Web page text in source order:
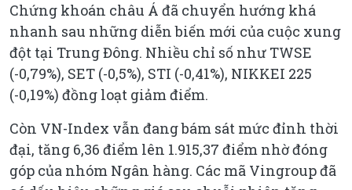
Chứng khoán châu Á đã chuyển hướng khá
nhanh sau những diễn biến mới của cuộc xung
đột tại Trung Đông. Nhiều chỉ số như TWSE
(-0,79%), SET (-0,5%), STI (-0,41%), NIKKEI 225
(-0,19%) đồng loạt giảm điểm.
Còn VN-Index vẫn đang bám sát mức đỉnh thời
đại, tăng 6,36 điểm lên 1.915,37 điểm nhờ đóng
góp của nhóm Ngân hàng. Các mã Vingroup đã